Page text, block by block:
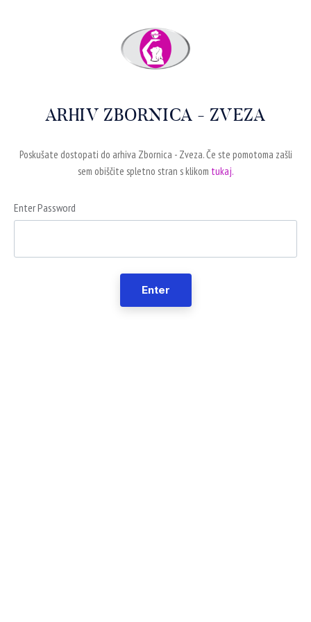
ARHIV ZBORNICA - ZVEZA
Poskušate dostopati do arhiva Zbornica - Zveza. Če ste pomotoma zašli
sem obiščite spletno stran s klikom tukaj.
Enter Password
Enter